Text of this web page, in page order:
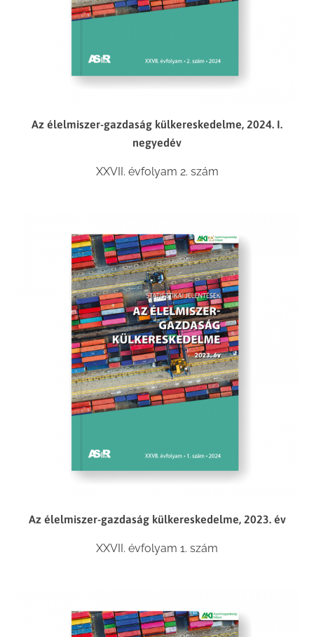
Az élelmiszer-gazdaság külkereskedelme, 2024. I.
negyedév
XXVII. évfolyam 2. szám
Az élelmiszer-gazdaság külkereskedelme, 2023. év
XXVII. évfolyam 1. szám